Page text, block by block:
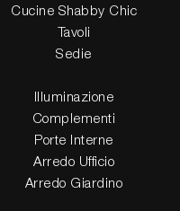
Cucine Shabby Chic
Tavoli
Sedie
Illuminazione
Complementi
Porte Interne
Arredo Ufficio
Arredo Giardino